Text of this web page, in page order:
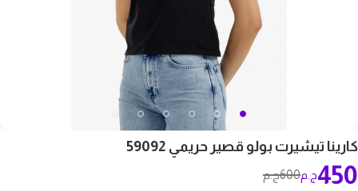
كارينا تيشيرت بولو قصير حريمي 59092
600ج.م 450ج.م